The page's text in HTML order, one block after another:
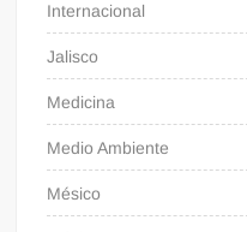
Internacional
Jalisco
Medicina
Medio Ambiente
Mésico